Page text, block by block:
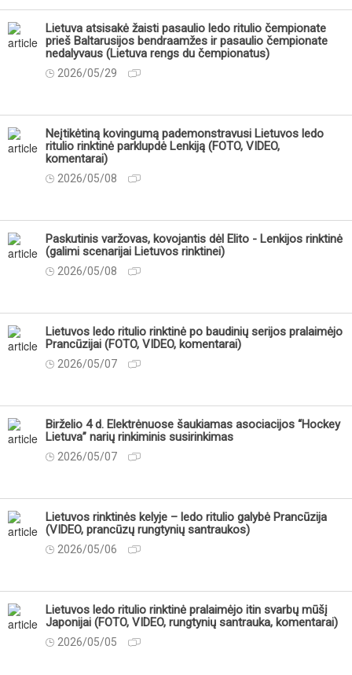
Lietuva atsisakė žaisti pasaulio ledo ritulio čempionate
prieš Baltarusijos bendraamžes ir pasaulio čempionate
nedalyvaus (Lietuva rengs du čempionatus)
2026/05/29
Neįtikėtiną kovingumą pademonstravusi Lietuvos ledo
ritulio rinktinė parklupdė Lenkiją (FOTO, VIDEO,
komentarai)
2026/05/08
Paskutinis varžovas, kovojantis dėl Elito - Lenkijos rinktinė
(galimi scenarijai Lietuvos rinktinei)
2026/05/08
Lietuvos ledo ritulio rinktinė po baudinių serijos pralaimėjo
Prancūzijai (FOTO, VIDEO, komentarai)
2026/05/07
Birželio 4 d. Elektrėnuose šaukiamas asociacijos “Hockey
Lietuva” narių rinkiminis susirinkimas
2026/05/07
Lietuvos rinktinės kelyje – ledo ritulio galybė Prancūzija
(VIDEO, prancūzų rungtynių santraukos)
2026/05/06
Lietuvos ledo ritulio rinktinė pralaimėjo itin svarbų mūšį
Japonijai (FOTO, VIDEO, rungtynių santrauka, komentarai)
2026/05/05